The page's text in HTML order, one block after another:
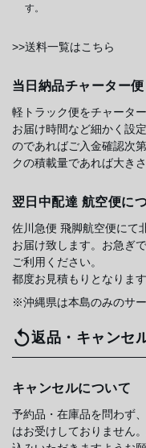
す。
>>送料一覧はこちら
当日納品チャーター便
軽トラック便をチャータ
お届け時間など細かく設
のであればご入金確認次
クの積載量であれば大き
翌日中配達 航空便に
佐川急便 飛脚航空便にて
お届け致します。お急ぎ
ご利用ください。
都度お見積もりとなります
※沖縄県は本島のみのサー
返品・キャンセ
キャンセルについて
予約品・在庫品を問わず
はお受けしておりません